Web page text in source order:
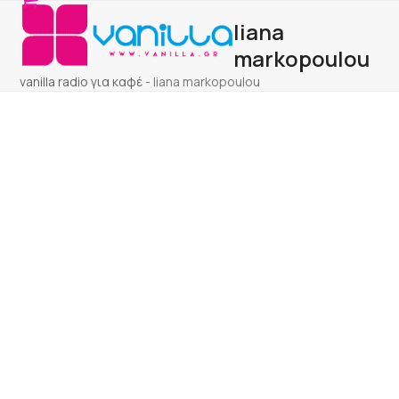
Skip
content
Open
mobile
menu
Close
mobile
menu
liana
markopoulou
vanilla radio για καφέ - liana markopoulou